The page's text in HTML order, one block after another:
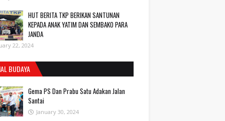
HUT BERITA TKP BERIKAN SANTUNAN
KEPADA ANAK YATIM DAN SEMBAKO PARA
JANDA
22, 2024
BUDAYA
Gema PS Dan Prabu Satu Adakan Jalan
Santai
January 30, 2024